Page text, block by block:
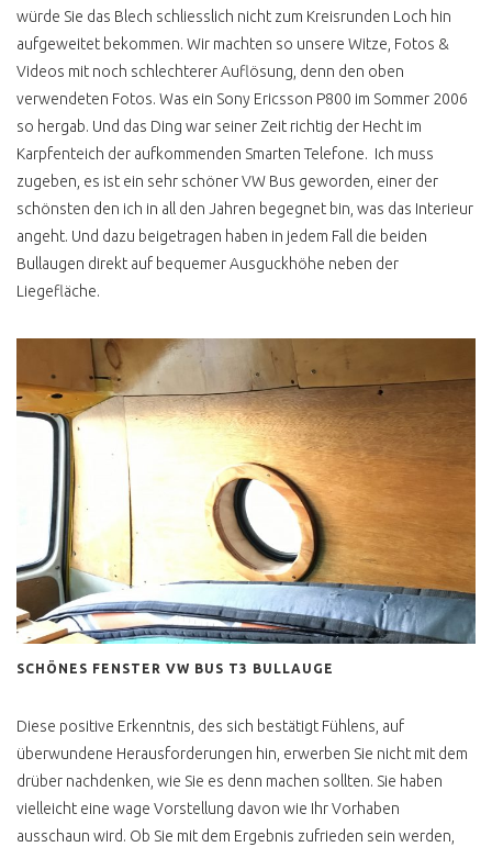
SCHÄTZEISEN
KÜHLMITTELTEMPERATUR
ANZEIGE
T3 WERKSTATT CHECK
ERGEBNIS
BUSCHECKER
PROBEFAHRT T3
BERATUNG
WERTANLAGE
VW BUS T4
T4 ANZEIGE UND
REALITÄT
VW BUS T4 INSTA HYPE
CALIFORNIA EXCLUSIV
WESTFALIA
SCHATZKISTE
KLAPPDACHCAMPER
CALIFORNIA COACH
HOCHDACH
FALTDACH
FALTDACH
CALIFORNIA FAKE
würde Sie das Blech schliesslich nicht zum Kreisrunden Loch hin
aufgeweitet bekommen. Wir machten so unsere Witze, Fotos &
Videos mit noch schlechterer Auflösung, denn den oben
verwendeten Fotos. Was ein Sony Ericsson P800 im Sommer 2006
so hergab. Und das Ding war seiner Zeit richtig der Hecht im
Karpfenteich der aufkommenden Smarten Telefone. Ich muss
zugeben, es ist ein sehr schöner VW Bus geworden, einer der
schönsten den ich in all den Jahren begegnet bin, was das Interieur
angeht. Und dazu beigetragen haben in jedem Fall die beiden
Bullaugen direkt auf bequemer Ausguckhöhe neben der
Liegefläche.
SCHÖNES FENSTER VW BUS T3 BULLAUGE
Diese positive Erkenntnis, des sich bestätigt Fühlens, auf
überwundene Herausforderungen hin, erwerben Sie nicht mit dem
drüber nachdenken, wie Sie es denn machen sollten. Sie haben
vielleicht eine wage Vorstellung davon wie Ihr Vorhaben
ausschaun wird. Ob Sie mit dem Ergebnis zufrieden sein werden,